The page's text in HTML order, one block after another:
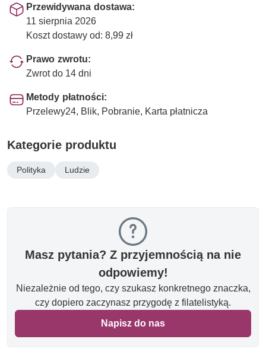
Przewidywana dostawa:
11 sierpnia 2026
Koszt dostawy od: 8,99 zł
Prawo zwrotu:
Zwrot do 14 dni
Metody płatności:
Przelewy24, Blik, Pobranie, Karta płatnicza
Kategorie produktu
Polityka Ludzie
Masz pytania? Z przyjemnością na nie
odpowiemy!
Niezależnie od tego, czy szukasz konkretnego znaczka,
czy dopiero zaczynasz przygodę z filatelistyką.
Napisz do nas